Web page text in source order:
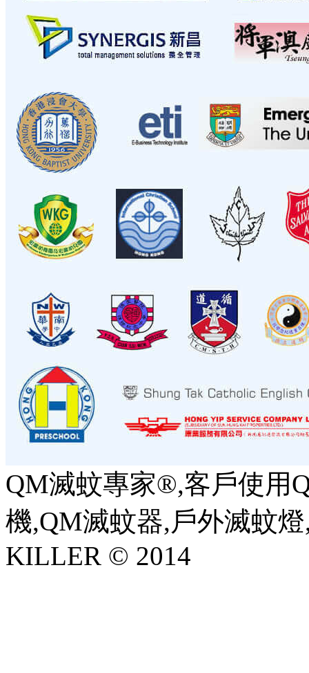
QM滅蚊專家®,客戶使用
機,QM滅蚊器,戶外滅蚊
KILLER © 2014